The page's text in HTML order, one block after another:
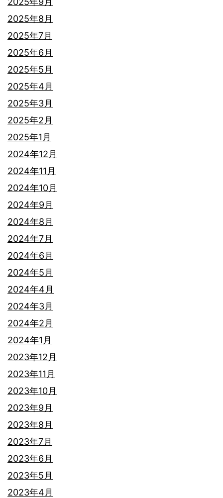
2025年8月
2025年7月
2025年6月
2025年5月
2025年4月
2025年3月
2025年2月
2025年1月
2024年12月
2024年11月
2024年10月
2024年9月
2024年8月
2024年7月
2024年6月
2024年5月
2024年4月
2024年3月
2024年2月
2024年1月
2023年12月
2023年11月
2023年10月
2023年9月
2023年8月
2023年7月
2023年6月
2023年5月
2023年4月